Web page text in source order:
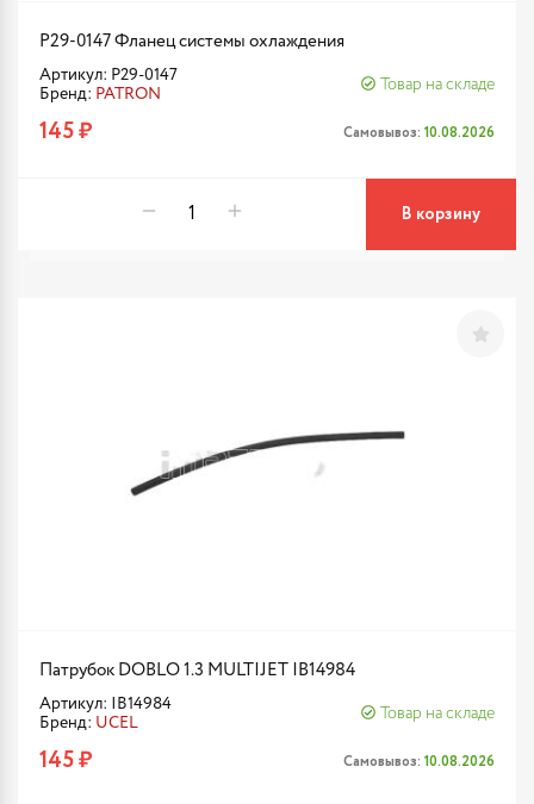
P29-0147 Фланец системы охлаждения
Артикул: P29-0147
Бренд: PATRON
Товар на складе
145 ₽ Самовывоз: 10.08.2026
В корзину
Патрубок DOBLO 1.3 MULTIJET IB14984
Артикул: IB14984
Бренд: UCEL
Товар на складе
145 ₽ Самовывоз: 10.08.2026